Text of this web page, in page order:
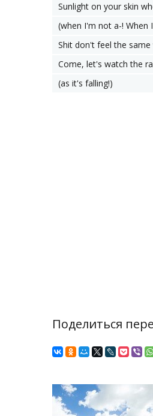
Sunlight on your skin
(when I'm not a-! When
Shit don't feel the
Come, let's watch the
(as it's falling!)
Поделиться